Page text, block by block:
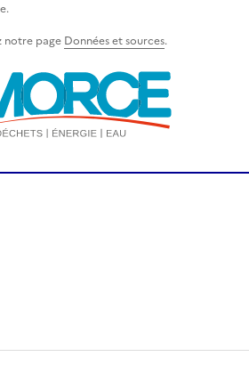
notre page Données et sources.